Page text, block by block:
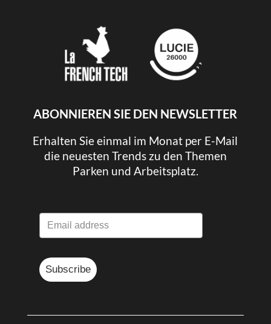
ABONNIEREN SIE DEN NEWSLETTER
Erhalten Sie einmal im Monat per E-Mail
die neuesten Trends zu den Themen
Parken und Arbeitsplatz.
Subscribe